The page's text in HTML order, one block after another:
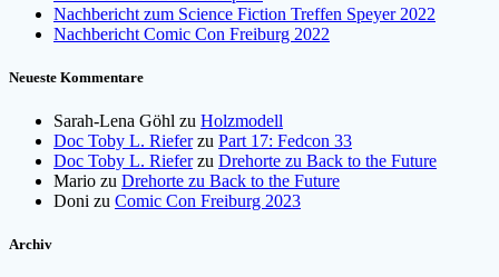
Nachbericht zum Science Fiction Treffen Speyer 2022
Nachbericht Comic Con Freiburg 2022
Neueste Kommentare
Sarah-Lena Göhl zu Holzmodell
Doc Toby L. Rieferzu Part 17: Fedcon 33
Doc Toby L. Rieferzu Drehorte zu Back to the Future
Mario zu Drehorte zu Back to the Future
Doni zu Comic Con Freiburg 2023
Archiv